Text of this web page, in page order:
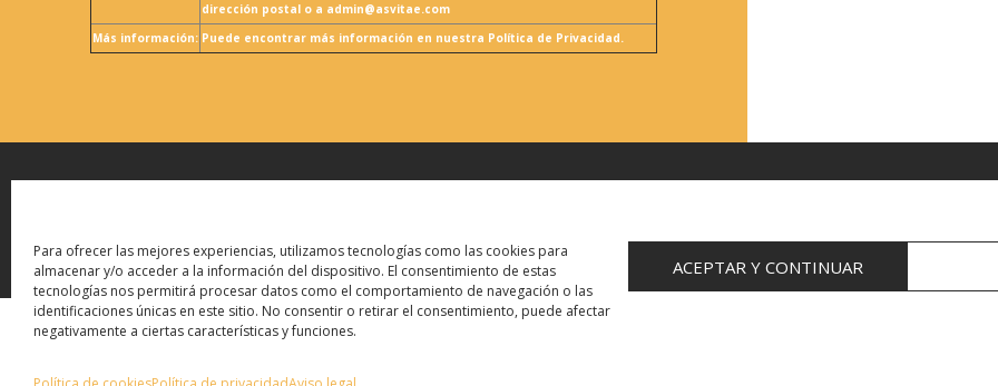
Para ofrecer las mejores experiencias, utilizamos tecnologías como las cookies para
almacenar y/o acceder a la información del dispositivo. El consentimiento de estas
tecnologías nos permitirá procesar datos como el comportamiento de navegación o las
identificaciones únicas en este sitio. No consentir o retirar el consentimiento, puede afectar
negativamente a ciertas características y funciones.
ACEPTAR Y CONTINUAR
dirección postal o a admin@asvitae.com
Más información: Puede encontrar más información en nuestra Política de Privacidad.